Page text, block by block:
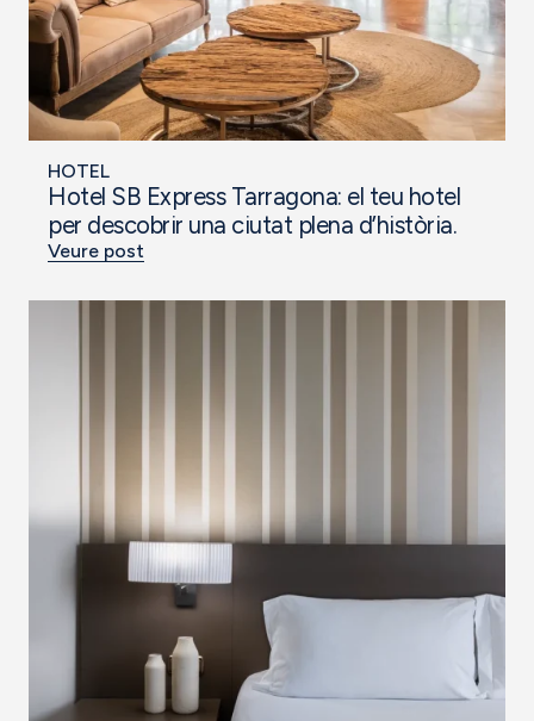
HOTEL
Hotel SB Express Tarragona: el teu hotel
per descobrir una ciutat plena d’història.
Veure post